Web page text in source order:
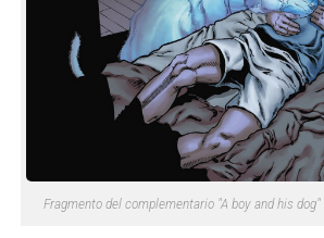
Fragmento del complementario "A boy and his